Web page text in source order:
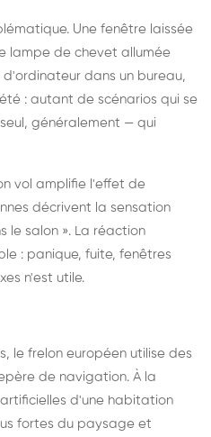
Une fenêtre laissée
lampe de chevet allumée
dans un bureau,
: autant de scénarios qui se
généralement — qui
vol amplifie l'effet de
décrivent la sensation
le salon ». La réaction
: panique, fuite, fenêtres
n'est utile.
le frelon européen utilise des
de navigation. À la
d'une habitation
fortes du paysage et